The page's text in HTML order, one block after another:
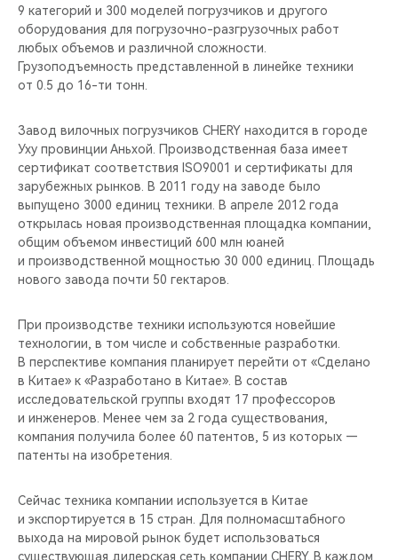
ВИДЕООБЗОРЫ
CHERY ДЛЯ ДЕТЕЙ
9 категорий и 300 моделей погрузчиков и другого
оборудования для погрузочно-разгрузочных работ
любых объемов и различной сложности.
Грузоподъемность представленной в линейке техники
от 0.5 до 16-ти тонн.
Завод вилочных погрузчиков CHERY находится в городе
Уху провинции Аньхой. Производственная база имеет
сертификат соответствия ISO9001 и сертификаты для
зарубежных рынков. В 2011 году на заводе было
выпущено 3000 единиц техники. В апреле 2012 года
открылась новая производственная площадка компании,
общим объемом инвестиций 600 млн юаней
и производственной мощностью 30 000 единиц. Площадь
нового завода почти 50 гектаров.
При производстве техники используются новейшие
технологии, в том числе и собственные разработки.
В перспективе компания планирует перейти от «Сделано
в Китае» к «Разработано в Китае». В состав
исследовательской группы входят 17 профессоров
и инженеров. Менее чем за 2 года существования,
компания получила более 60 патентов, 5 из которых —
патенты на изобретения.
Сейчас техника компании используется в Китае
и экспортируется в 15 стран. Для полномасштабного
выхода на мировой рынок будет использоваться
существующая дилерская сеть компании CHERY. В каждом